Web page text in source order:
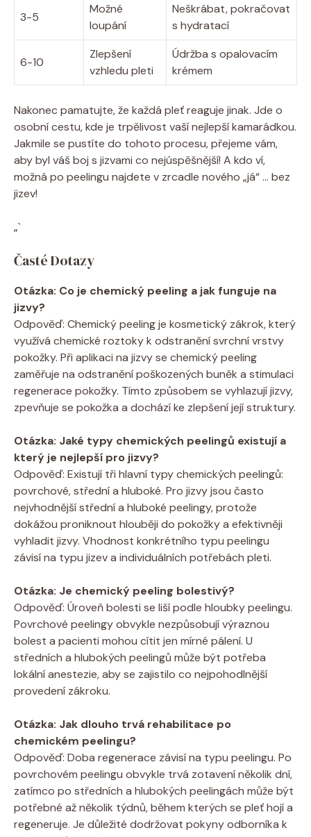
3-5
Možné
loupání
Neškrábat, pokračovat
s hydratací
6-10
Zlepšení
vzhledu pleti
Údržba s opalovacím
krémem
Nakonec pamatujte, že každá pleť reaguje jinak. Jde o
osobní cestu, kde je trpělivost vaší nejlepší kamarádkou.
Jakmile se pustíte do tohoto procesu, přejeme vám,
aby byl váš boj s jizvami co nejúspěšnější! A kdo ví,
možná po peelingu najdete v zrcadle nového „já“ … bez
jizev!
„`
Časté Dotazy
Otázka: Co je chemický peeling a jak funguje na
jizvy?
Odpověď: Chemický peeling je kosmetický zákrok, který
využívá chemické roztoky k odstranění svrchní vrstvy
pokožky. Při aplikaci na jizvy se chemický peeling
zaměřuje na odstranění poškozených buněk a stimulaci
regenerace pokožky. Tímto způsobem se vyhlazují jizvy,
zpevňuje se pokožka a dochází ke zlepšení její struktury.
Otázka: Jaké typy chemických peelingů existují a
který je nejlepší pro jizvy?
Odpověď: Existují tři hlavní typy chemických peelingů:
povrchové, střední a hluboké. Pro jizvy jsou často
nejvhodnější střední a hluboké peelingy, protože
dokážou proniknout hlouběji do pokožky a efektivněji
vyhladit jizvy. Vhodnost konkrétního typu peelingu
závisí na typu jizev a individuálních potřebách pleti.
Otázka: Je chemický peeling bolestivý?
Odpověď: Úroveň bolesti se liší podle hloubky peelingu.
Povrchové peelingy obvykle nezpůsobují výraznou
bolest a pacienti mohou cítit jen mírné pálení. U
středních a hlubokých peelingů může být potřeba
lokální anestezie, aby se zajistilo co nejpohodlnější
provedení zákroku.
Otázka: Jak dlouho trvá rehabilitace po
chemickém peelingu?
Odpověď: Doba regenerace závisí na typu peelingu. Po
povrchovém peelingu obvykle trvá zotavení několik dní,
zatímco po středních a hlubokých peelingách může být
potřebné až několik týdnů, během kterých se pleť hojí a
regeneruje. Je důležité dodržovat pokyny odborníka k